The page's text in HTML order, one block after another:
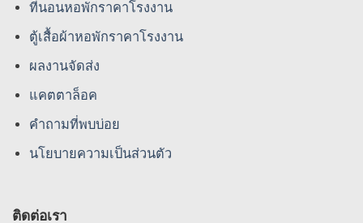
ที่นอนหอพักราคาโรงงาน
ตู้เสื้อผ้าหอพักราคาโรงงาน
ผลงานจัดส่ง
แคตตาล็อค
คําถามที่พบบ่อย
นโยบายความเป็นส่วนตัว
ติดต่อเรา